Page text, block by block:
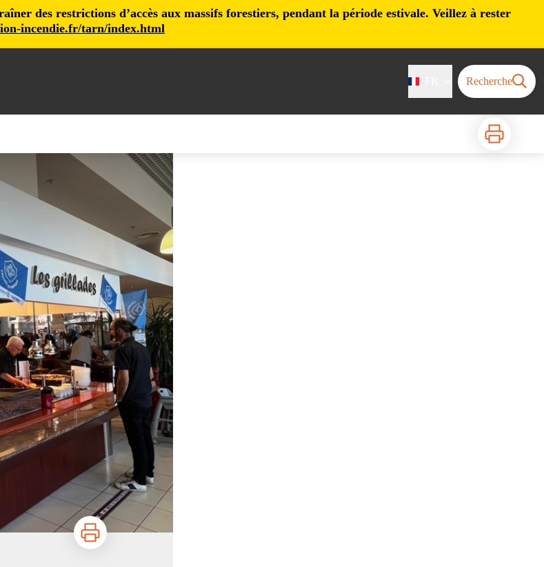
des restrictions d’accès aux massifs forestiers, pendant la période estivale. Veillez à rester
incendie.fr/tarn/index.html
Recherche
Imprimer
Imprimer